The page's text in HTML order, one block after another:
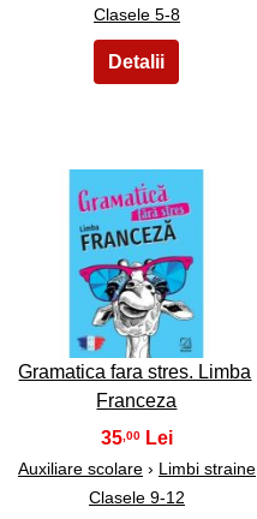
Clasele 5-8
25
Gramatica fara stres. Limba
Franceza
35,00
Auxiliare scolare› Limbi straine
Clasele 9-12